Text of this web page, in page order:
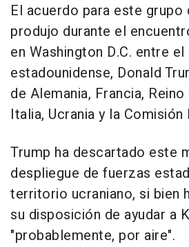
El acuerdo para este grupo
produjo durante el
en Washington D.C. entre
estadounidense, Donald
de Alemania, Francia, Reino
Italia, Ucrania y la Comisión
Trump ha descartado este
despliegue de fuerzas
territorio ucraniano, si bien
su disposición de ayudar a
"probablemente, por aire".